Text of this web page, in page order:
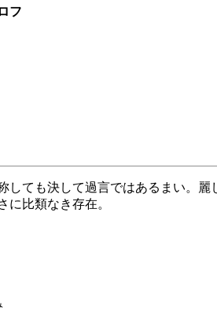
フ
しても決して過言ではあるまい。
に比類なき存在。